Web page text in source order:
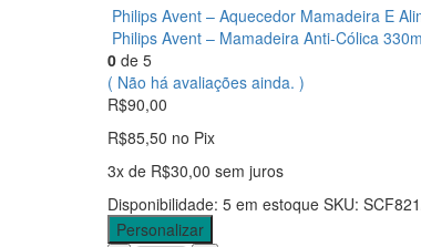
Philips Avent – Aquecedor Mamadeira E
Philips Avent – Mamadeira Anti-Cólica
0de 5
( Não há avaliações ainda. )
R$90,00
R$85,50 no Pix
3x de R$30,00 sem juros
Disponibilidade: 5 em estoque SKU:
Personalizar